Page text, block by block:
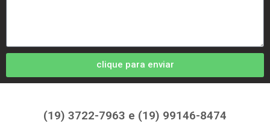
clique para enviar
(19) 3722-7963 e (19) 99146-8474